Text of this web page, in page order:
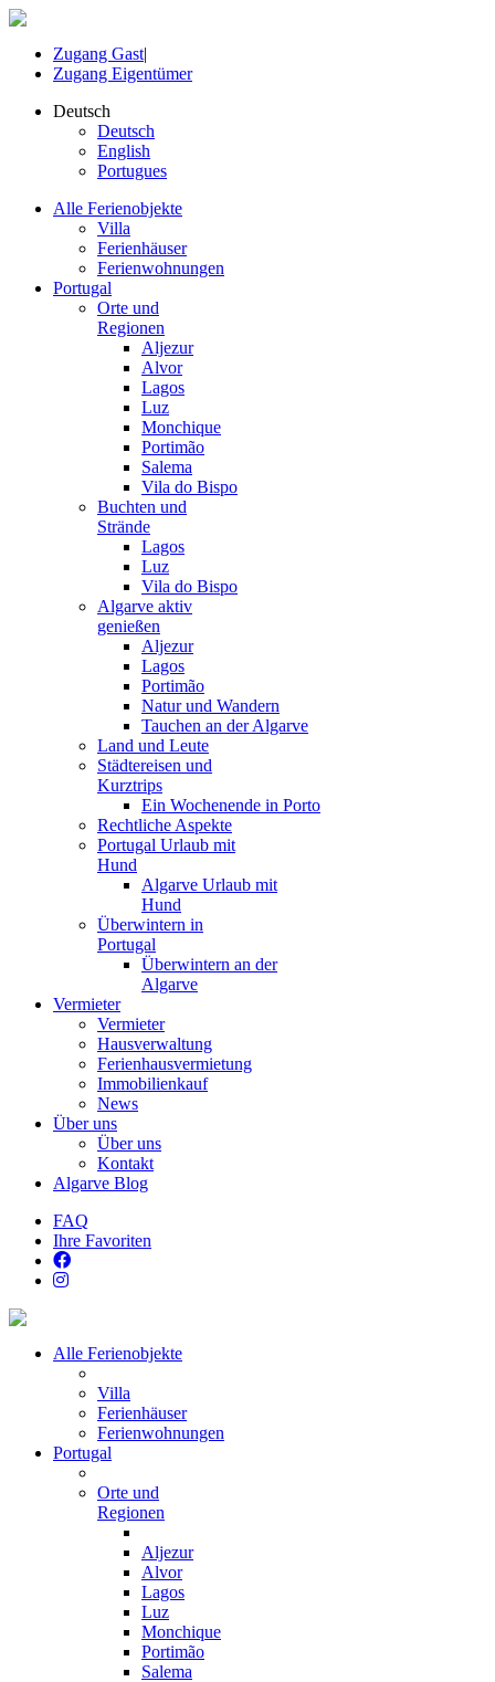
Zugang Gast|
Zugang Eigentümer
Deutsch
Deutsch
English
Portugues
Alle Ferienobjekte
Villa
Ferienhäuser
Ferienwohnungen
Portugal
Orte und
Regionen
Aljezur
Alvor
Lagos
Luz
Monchique
Portimão
Salema
Vila do Bispo
Buchten und
Strände
Lagos
Luz
Vila do Bispo
Algarve aktiv
genießen
Aljezur
Lagos
Portimão
Natur und Wandern
Tauchen an der Algarve
Land und Leute
Städtereisen und
Kurztrips
Ein Wochenende in Porto
Rechtliche Aspekte
Portugal Urlaub mit
Hund
Algarve Urlaub mit
Hund
Überwintern in
Portugal
Überwintern an der
Algarve
Vermieter
Vermieter
Hausverwaltung
Ferienhausvermietung
Immobilienkauf
News
Über uns
Über uns
Kontakt
Algarve Blog
FAQ
Ihre Favoriten
Alle Ferienobjekte
Villa
Ferienhäuser
Ferienwohnungen
Portugal
Orte und
Regionen
Aljezur
Alvor
Lagos
Luz
Monchique
Portimão
Salema